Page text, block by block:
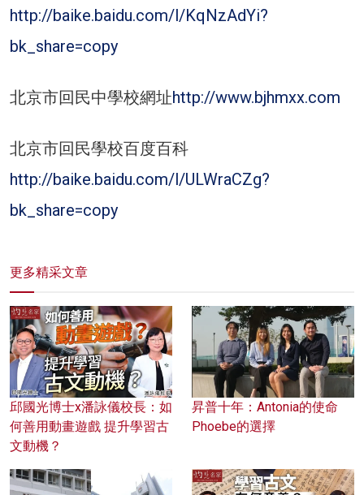
http://baike.baidu.com/l/KqNzAdYi?
bk_share=copy
北京市回民中學校網址http://www.bjhmxx.com
北京市回民學校百度百科
http://baike.baidu.com/l/ULWraCZg?
bk_share=copy
更多精采文章
邱國光博士x潘詠儀校長：如
何善用動畫遊戲 提升學習古
文動機？
昇普十年：Antonia的使命
Phoebe的選擇